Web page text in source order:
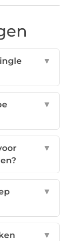
▼
▼
▼
▼
▼